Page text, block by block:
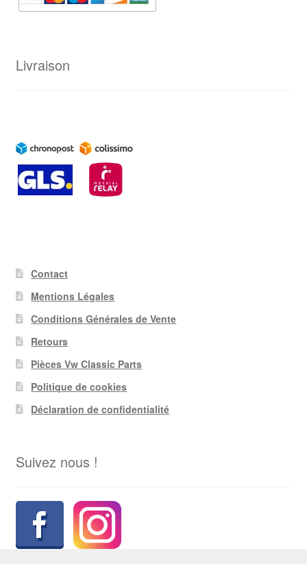
Livraison
Contact
Mentions Légales
Conditions Générales de Vente
Retours
Pièces Vw Classic Parts
Politique de cookies
Déclaration de confidentialité
Suivez nous !